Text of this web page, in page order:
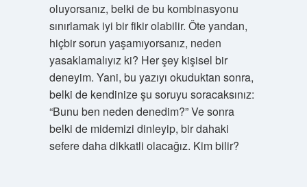
oluyorsanız, belki de bu kombinasyonu
sınırlamak iyi bir fikir olabilir. Öte yandan,
hiçbir sorun yaşamıyorsanız, neden
yasaklamalıyız ki? Her şey kişisel bir
deneyim. Yani, bu yazıyı okuduktan sonra,
belki de kendinize şu soruyu soracaksınız:
“Bunu ben neden denedim?” Ve sonra
belki de midemizi dinleyip, bir dahaki
sefere daha dikkatli olacağız. Kim bilir?